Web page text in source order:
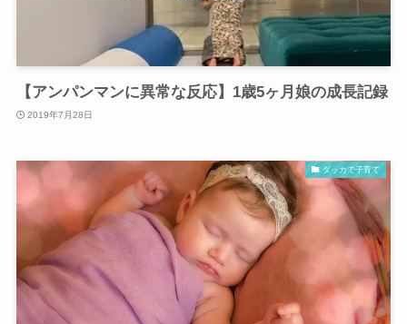
【アンパンマンに異常な反応】1歳5ヶ月娘の成長記録
2019年7月28日
ダッカで子育て